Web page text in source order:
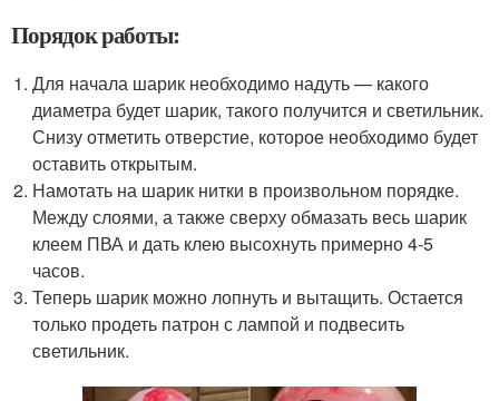
Порядок работы:
Для начала шарик необходимо надуть — какого
диаметра будет шарик, такого получится и светильник.
Снизу отметить отверстие, которое необходимо будет
оставить открытым.
Намотать на шарик нитки в произвольном порядке.
Между слоями, а также сверху обмазать весь шарик
клеем ПВА и дать клею высохнуть примерно 4-5
часов.
Теперь шарик можно лопнуть и вытащить. Остается
только продеть патрон с лампой и подвесить
светильник.